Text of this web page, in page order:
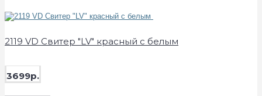
2119 VD Свитер "LV" красный с белым
3699р.